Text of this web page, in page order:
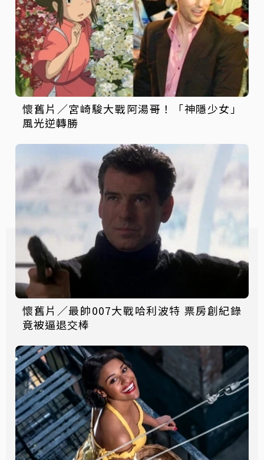
懷舊片／宮崎駿大戰阿湯哥！「神隱少女」
風光逆轉勝
懷舊片／最帥007大戰哈利波特 票房創紀錄
竟被逼退交棒